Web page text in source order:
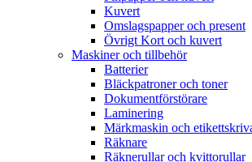
Kuvert
Omslagspapper och present
Övrigt Kort och kuvert
Maskiner och tillbehör
Batterier
Bläckpatroner och toner
Dokumentförstörare
Laminering
Märkmaskin och
Räknare
Räknerullar och kvittorullar